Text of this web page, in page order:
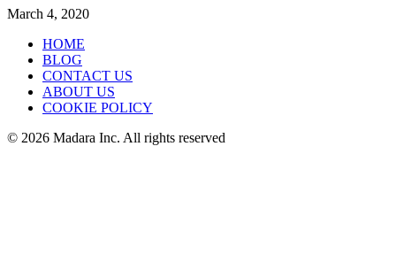
March 4, 2020
HOME
BLOG
CONTACT US
ABOUT US
COOKIE POLICY
© 2026 Madara Inc. All rights reserved